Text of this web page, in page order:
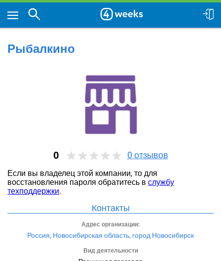
Рыбалкино
0 0 отзывов
Если вы владелец этой компании, то для
восстановления пароля обратитесь в службу
техподдержки.
Контакты
Адрес организации:
Россия, Новосибирская область, город Новосибирск
Вид деятельности